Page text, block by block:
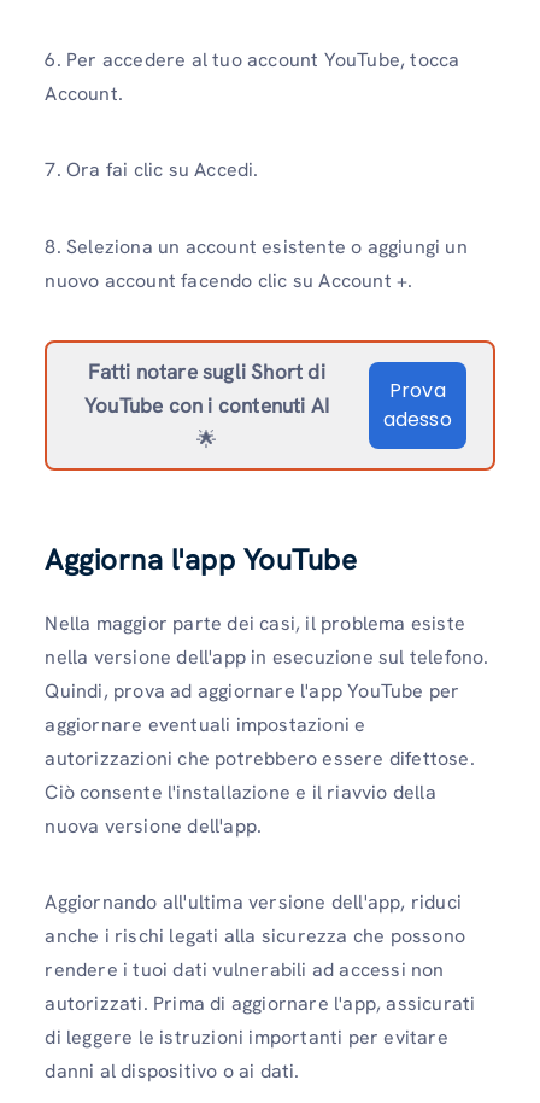
6. Per accedere al tuo account YouTube, tocca
Account.
7. Ora fai clic su Accedi.
8. Seleziona un account esistente o aggiungi un
nuovo account facendo clic su Account +.
Fatti notare sugli Short di
YouTube con i contenuti AI
🌟
Prova
adesso
Aggiorna l'app YouTube
Nella maggior parte dei casi, il problema esiste
nella versione dell'app in esecuzione sul telefono.
Quindi, prova ad aggiornare l'app YouTube per
aggiornare eventuali impostazioni e
autorizzazioni che potrebbero essere difettose.
Ciò consente l'installazione e il riavvio della
nuova versione dell'app.
Aggiornando all'ultima versione dell'app, riduci
anche i rischi legati alla sicurezza che possono
rendere i tuoi dati vulnerabili ad accessi non
autorizzati. Prima di aggiornare l'app, assicurati
di leggere le istruzioni importanti per evitare
danni al dispositivo o ai dati.